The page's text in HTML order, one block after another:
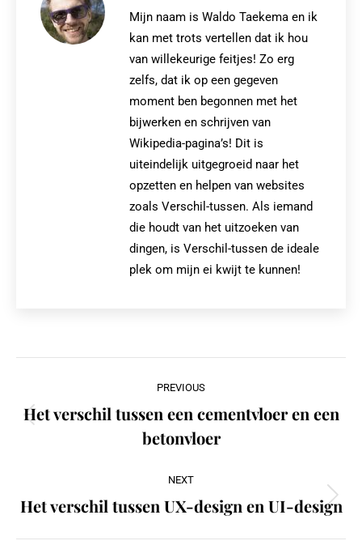
Mijn naam is Waldo Taekema en ik
kan met trots vertellen dat ik hou
van willekeurige feitjes! Zo erg
zelfs, dat ik op een gegeven
moment ben begonnen met het
bijwerken en schrijven van
Wikipedia-pagina’s! Dit is
uiteindelijk uitgegroeid naar het
opzetten en helpen van websites
zoals Verschil-tussen. Als iemand
die houdt van het uitzoeken van
dingen, is Verschil-tussen de ideale
plek om mijn ei kwijt te kunnen!
navigation
PREVIOUS
Previous
post:
Het verschil tussen een cementvloer en een
betonvloer
NEXT
Next
Het verschil tussen UX-design en UI-design